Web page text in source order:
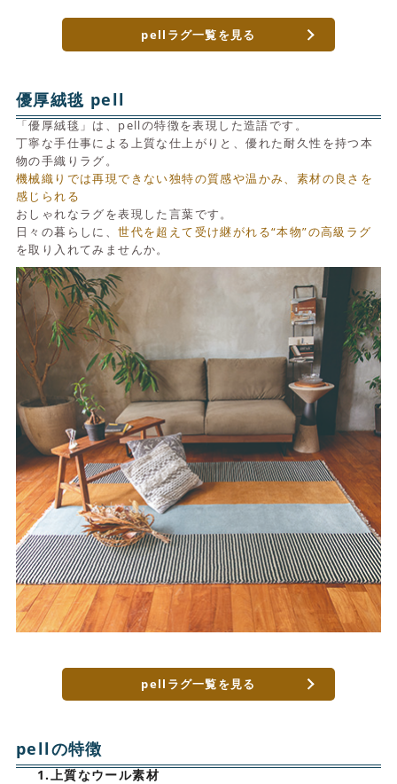
pellラグ一覧を見る
優厚絨毯 pell
「優厚絨毯」は、pellの特徴を表現した造語です。
丁寧な手仕事による上質な仕上がりと、優れた耐久性を持つ本
物の手織りラグ。
機械織りでは再現できない独特の質感や温かみ、素材の良さを
感じられる
おしゃれなラグを表現した言葉です。
日々の暮らしに、世代を超えて受け継がれる“本物”の高級ラグ
を取り入れてみませんか。
pellラグ一覧を見る
pellの特徴
1.上質なウール素材